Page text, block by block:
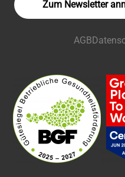
Zum Newsletter
AGB